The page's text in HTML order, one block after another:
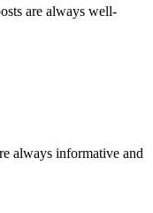
are always well-
always informative and